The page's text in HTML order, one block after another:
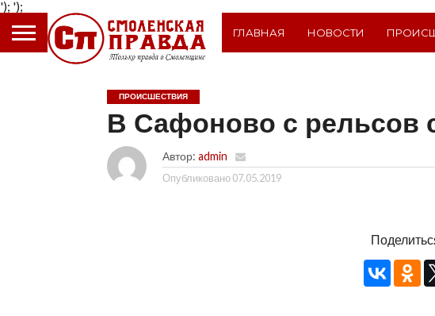
');
ГЛАВНАЯ НОВОСТИ
ПРОИСШЕСТВИЯ
В Сафоново с рельсов
Автор: admin
Опубликовано 07.05.2019
');